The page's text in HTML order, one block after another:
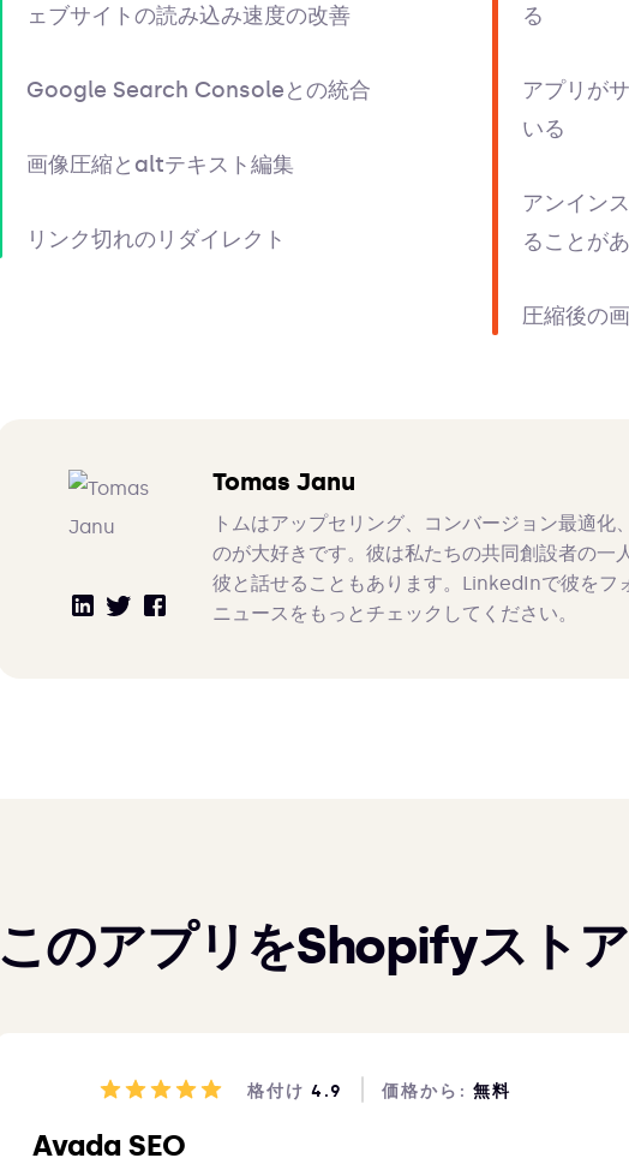
ェブサイトの読み込み速度の改善
Google Search Consoleとの統合
画像圧縮とaltテキスト編集
リンク切れのリダイレクト
る
アプリが
いる
アンイン
ることが
圧縮後の
Tomas Janu
トムはアップセリング、コンバージョン最適化
のが大好きです。彼は私たちの共同創設者の一
彼と話せることもあります。LinkedInで彼を
ニュースをもっとチェックしてください。
このアプリをShopifyスト
格付け 4.9 価格から: 無料
Avada SEO